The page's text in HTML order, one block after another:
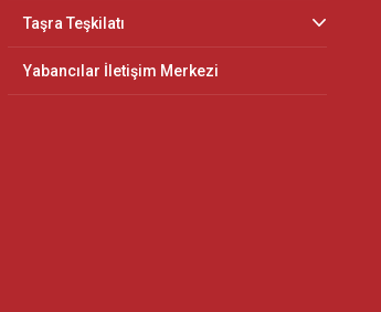
Taşra Teşkilatı
Yabancılar İletişim Merkezi